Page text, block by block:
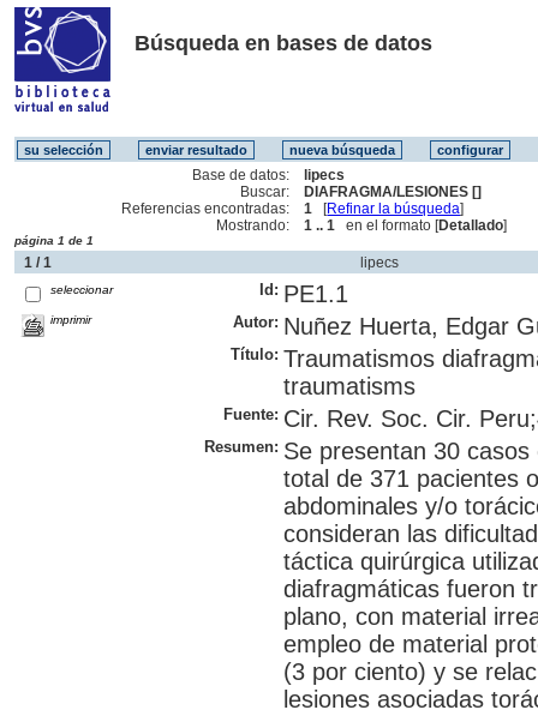
Búsqueda en bases de datos
Base de datos:
lipecs
Buscar:
DIAFRAGMA/LESIONES []
Referencias encontradas:
1 [Refinar la búsqueda]
Mostrando:
1 .. 1 en el formato [Detallado]
página 1 de 1
1 / 1 lipecs
seleccionar
imprimir
Id: PE1.1
Autor: Nuñez Huerta, Edgar
Título: Traumatismos
traumatisms
Fuente: Cir. Rev. Soc. Cir.
Resumen: Se presentan 30
total de 371 pacientes
abdominales y/o
consideran las
táctica quirúrgica
diafragmáticas fueron
plano, con material
empleo de material
(3 por ciento) y se
lesiones asociadas